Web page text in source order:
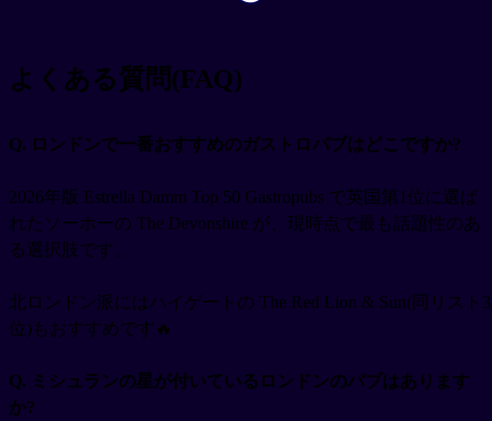
よくある質問(FAQ)
Q. ロンドンで一番おすすめのガストロパブはどこですか?
2026年版 Estrella Damm Top 50 Gastropubs で英国第1位に選ば
れたソーホーの The Devonshire が、現時点で最も話題性のあ
る選択肢です。
北ロンドン派にはハイゲートの The Red Lion & Sun(同リスト3
位)もおすすめです🔥
Q. ミシュランの星が付いているロンドンのパブはあります
か?